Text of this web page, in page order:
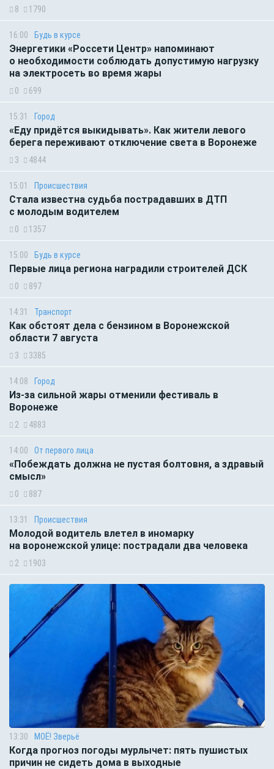
8 1790
16:00 Будь в курсе
Энергетики «Россети Центр» напоминают
о необходимости соблюдать допустимую нагрузку
на электросеть во время жары
0 699
15:31 Город
«Еду придётся выкидывать». Как жители левого
берега переживают отключение света в Воронеже
3 4844
15:01 Происшествия
Стала известна судьба пострадавших в ДТП
с молодым водителем
0 1357
15:00 Будь в курсе
Первые лица региона наградили строителей ДСК
0 897
14:31 Транспорт
Как обстоят дела с бензином в Воронежской
области 7 августа
3 3385
14:08 Город
Из-за сильной жары отменили фестиваль в
Воронеже
2 4883
14:00 От первого лица
«Побеждать должна не пустая болтовня, а здравый
смысл»
0 887
13:31 Происшествия
Молодой водитель влетел в иномарку
на воронежской улице: пострадали два человека
2 1903
13:30 МОЁ! Зверьё
Когда прогноз погоды мурлычет: пять пушистых
причин не сидеть дома в выходные